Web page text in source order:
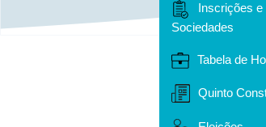
Inscrições e
Sociedades
Tabela de
Quinto